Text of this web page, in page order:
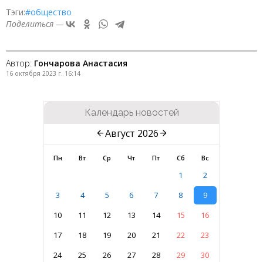
Тэги:#общество
Поделиться —
Автор: Гончарова Анастасия
16 октября 2023 г. 16:14
Календарь новостей
Август 2026
Пн Вт Ср Чт Пт Сб Вс
1
2
3
4 5 6 7 8
9
10
11 12 13 14 15
16
17
18 19 20 21 22
23
24
25 26 27 28 29
30